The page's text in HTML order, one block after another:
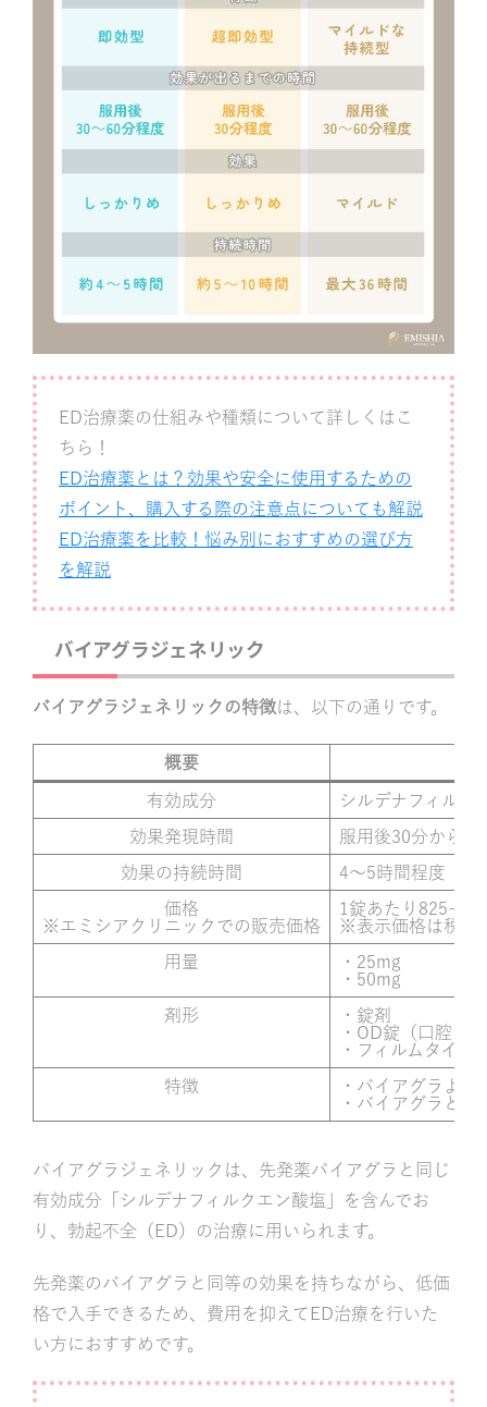
ED治療薬の仕組みや種類について詳しくはこ
ちら！
ED治療薬とは？効果や安全に使用するための
ポイント、購入する際の注意点についても解説
ED治療薬を比較！悩み別におすすめの選び方
を解説
バイアグラジェネリック
バイアグラジェネリックの特徴は、以下の通りです。
概要
有効成分 シルデナフィルク
効果発現時間 服用後30分から1
効果の持続時間 4〜5時間程度
価格
※エミシアクリニックでの販売価格
1錠あたり
※表示価格は税込
用量
・25mg
・50mg
剤形
・錠剤
・OD錠（口腔内
・フィルムタイプ
特徴
・バイアグラより
・バイアグラと
バイアグラジェネリックは、先発薬バイアグラと同じ
有効成分「シルデナフィルクエン酸塩」を含んでお
り、勃起不全（ED）の治療に用いられます。
先発薬のバイアグラと同等の効果を持ちながら、低価
格で入手できるため、費用を抑えてED治療を行いた
い方におすすめです。